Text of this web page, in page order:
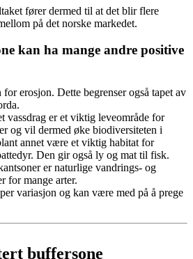
fører dermed til at det blir flere
på det norske markedet.
kan ha mange andre positive
for erosjon. Dette begrenser også tapet av
vassdrag er et viktig leveområde for
og vil dermed øke biodiversiteten i
annet være et viktig habitat for
Den gir også ly og mat til fisk.
er naturlige vandrings- og
for mange arter.
variasjon og kan være med på å prege
buffersone